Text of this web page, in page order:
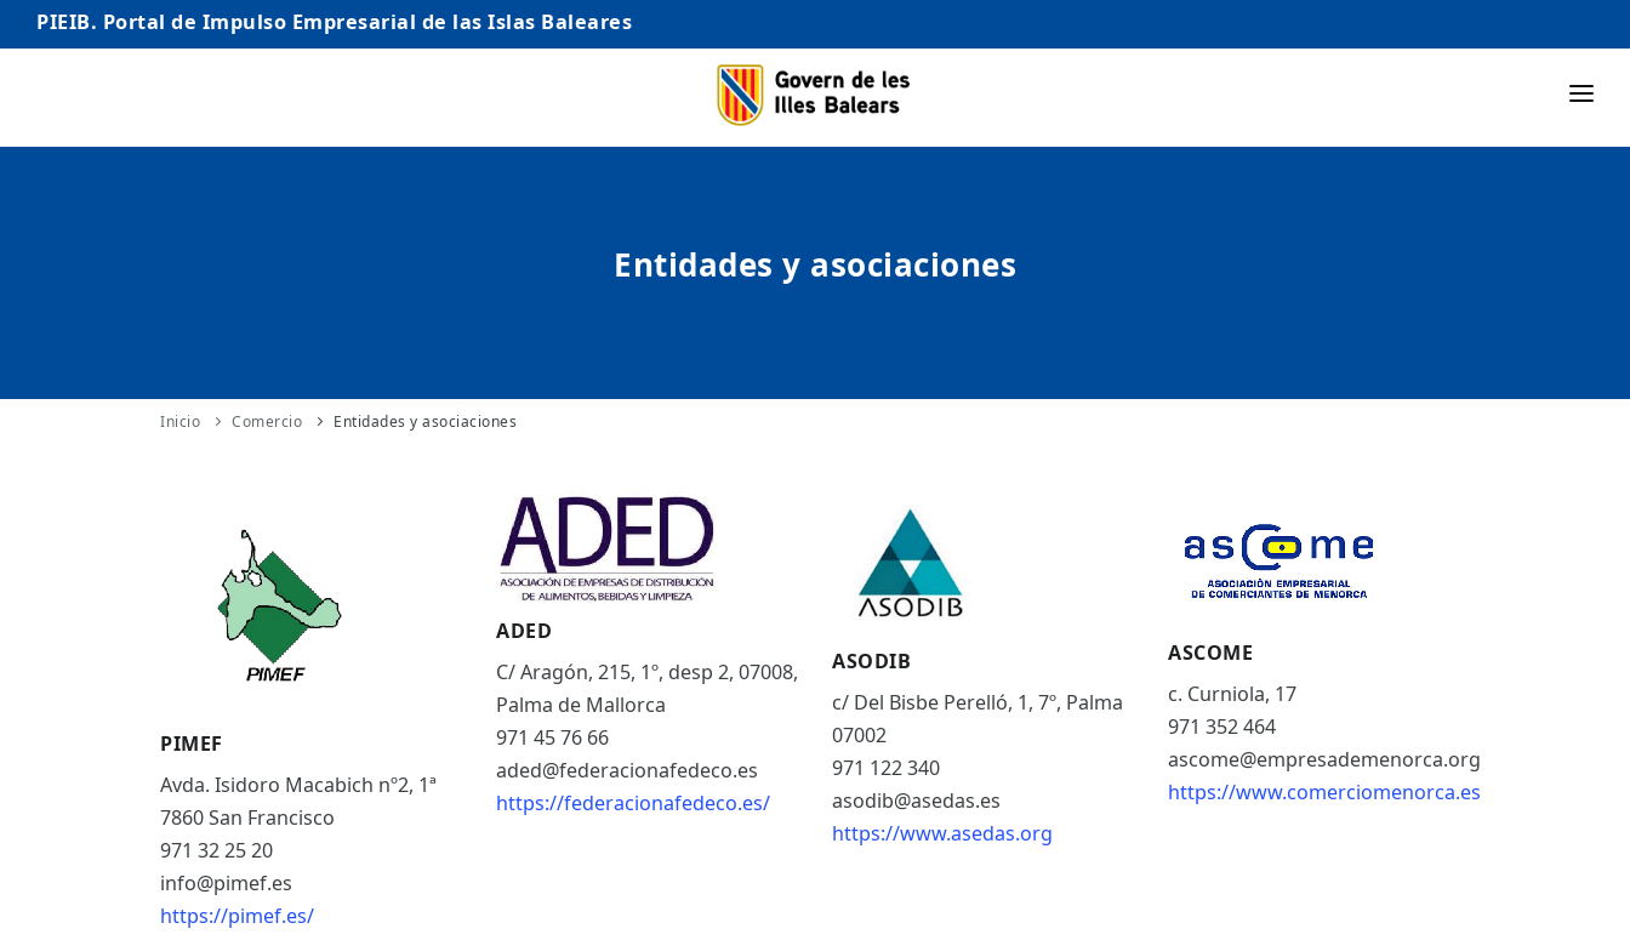
PIEIB. Portal de Impulso Empresarial de las Islas Baleares
INICIO
INTERNACIONALIZACIÓN
Entidades y asociaciones
Inicio Comercio Entidades y asociaciones
PIMEF
Avda. Isidoro Macabich nº2, 1ª
7860 San Francisco
971 32 25 20
info@pimef.es
https://pimef.es/
ADED
C/ Aragón, 215, 1º, desp 2, 07008,
Palma de Mallorca
971 45 76 66
aded@federacionafedeco.es
https://federacionafedeco.es/
ASODIB
c/ Del Bisbe Perelló, 1, 7º, Palma
07002
971 122 340
asodib@asedas.es
https://www.asedas.org
ASCOME
c. Curniola, 17
971 352 464
ascome@empresademenorca.org
https://www.comerciomenorca.es